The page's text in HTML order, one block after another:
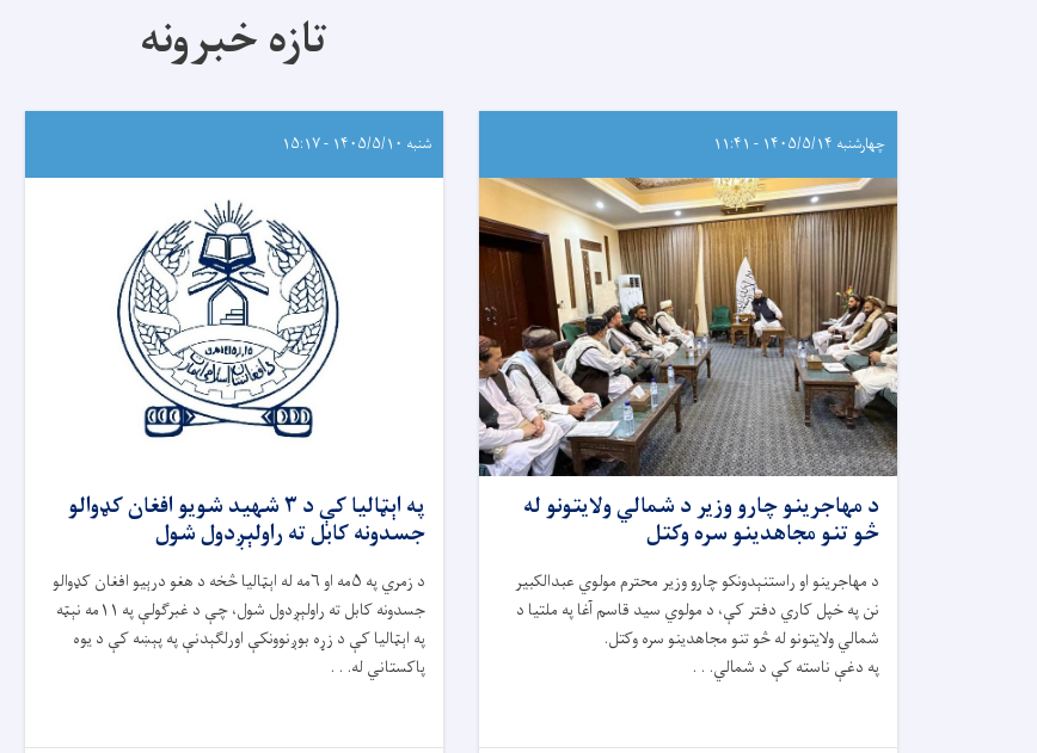
تازه خبرونه
چهارشنبه ۱۴۰۵/۵/۱۴ - ۱۱:۴۱
د مهاجرینو چارو وزیر د شمالي ولایتونو له
څو تنو مجاهدینو سره وکتل
د مهاجرینو او راستنېدونکو چارو وزیر محترم مولوي عبدالکبیر
نن په خپل کاري دفتر کې، د مولوي سید قاسم آغا په ملتیا د
شمالي ولایتونو له څو تنو مجاهدینو سره وکتل.
په دغې ناسته کې د شمالي. . .
شنبه ۱۴۰۵/۵/۱۰ - ۱۵:۱۷
په اېټالیا کې د ۳ شهید شویو افغان کډوالو
جسدونه کابل ته راولېږدول شول
د زمري په ۵مه او ۶مه له اېټالیا څخه د هغو درېیو افغان کډوالو
جسدونه کابل ته راولېږدول شول، چې د غبرګولې په ۱۱مه نېټه
په اېټالیا کې د زړه بوږنوونکې اورلګېدنې په پېښه کې د یوه
پاکستاني له. . .